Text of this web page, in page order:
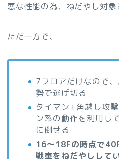
悪な性能の為、ねだやし対象
ただ一方で、
7フロアだけなので
勢で逃げ切る
タイマン+角越し攻
ン系の動作を利用し
に倒せる
16〜18Fの時点で
戦車をねだやしして